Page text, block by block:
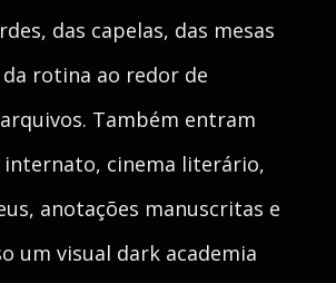
das capelas, das mesas
rotina ao redor de
Também entram
cinema literário,
anotações manuscritas e
um visual dark academia